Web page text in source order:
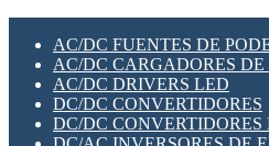
SWITCH Y MICROSWITCH
TARJETAS PI
UNIÓN Y DERIVACIÓN DE
PLACAS MODULARES
SWITCHES Y REDES WIFI
SOLUCIONES IOT
SOLUCIONES LORAWAN
SOLUCIONES RED
AC/DC FUENTES DE
AC/DC CARGADORES DE
AC/DC DRIVERS LED
DC/DC CONVERTIDORES
DC/DC